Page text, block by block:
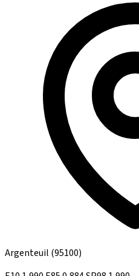
Argenteuil (95100)